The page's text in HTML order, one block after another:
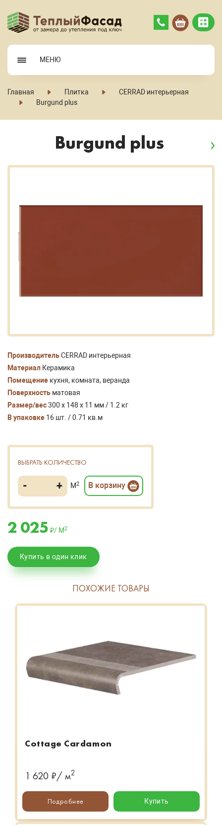
МЕНЮ
Главная Плитка
CERRAD интерьерная
Burgund plus
Burgund plus
ПроизводительCERRAD интерьерная
Материал Керамика
Помещение кухня, комната, веранда
Поверхность матовая
Размер/вес300 x 148 x 11 мм / 1.2 кг
В упаковке 16 шт. / 0.71 кв.м
ВЫБРАТЬ КОЛИЧЕСТВО
- + М2 В корзину
2 025 ₽/ М2
Купить в один клик
ПОХОЖИЕ ТОВАРЫ
Cottage Cardamon
1 620 ₽/ м2
Подробнее Купить